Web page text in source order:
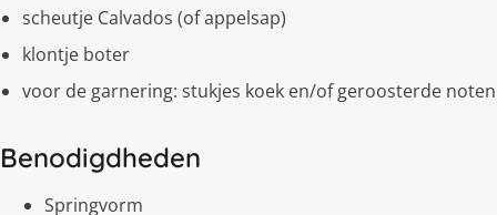
scheutje Calvados (of appelsap)
klontje boter
voor de garnering: stukjes koek en/of geroosterde noten
Benodigdheden
Springvorm